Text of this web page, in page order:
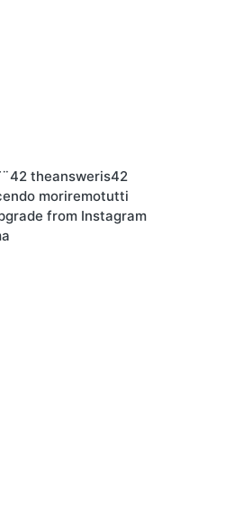
theansweris42
moriremotutti
from Instagram